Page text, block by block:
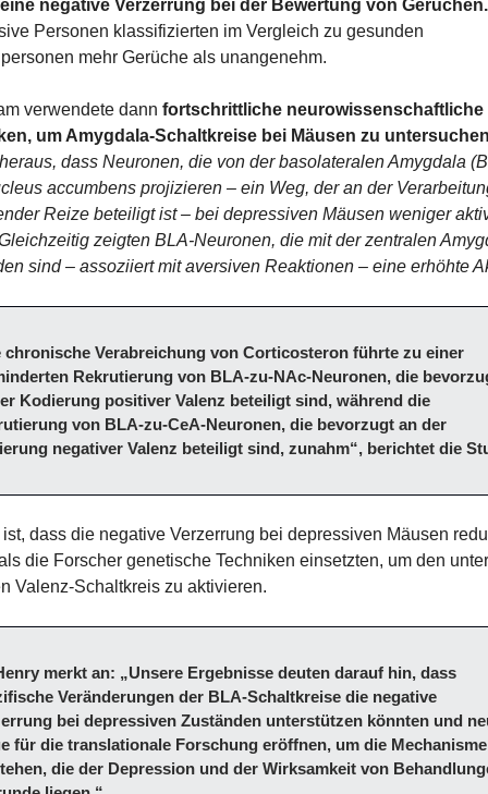
negative Verzerrung bei der Bewertung von Gerüchen.
Personen klassifizierten im Vergleich zu gesunden
mehr Gerüche als unangenehm.
verwendete dann fortschrittliche neurowissenschaftliche
um Amygdala-Schaltkreise bei Mäusen zu
dass Neuronen, die von der basolateralen Amygdala
accumbens projizieren – ein Weg, der an der
Reize beteiligt ist – bei depressiven Mäusen weniger
zeigten BLA-Neuronen, die mit der zentralen
sind – assoziiert mit aversiven Reaktionen – eine erhöhte
chronische Verabreichung von Corticosteron führte zu einer
Rekrutierung von BLA-zu-NAc-Neuronen, die
Kodierung positiver Valenz beteiligt sind, während die
von BLA-zu-CeA-Neuronen, die bevorzugt an der
negativer Valenz beteiligt sind, zunahm“, berichtet die
dass die negative Verzerrung bei depressiven Mäusen
die Forscher genetische Techniken einsetzten, um den
Valenz-Schaltkreis zu aktivieren.
merkt an: „Unsere Ergebnisse deuten darauf hin, dass
Veränderungen der BLA-Schaltkreise die negative
bei depressiven Zuständen unterstützen könnten und
für die translationale Forschung eröffnen, um die
die der Depression und der Wirksamkeit von